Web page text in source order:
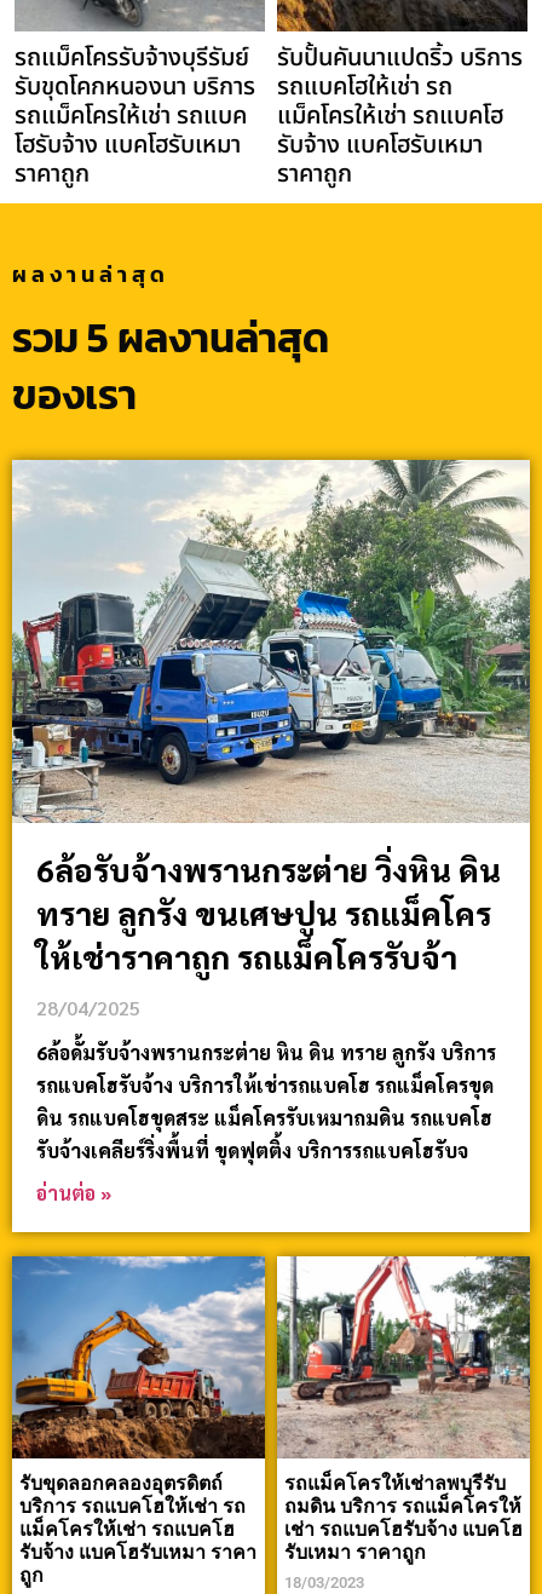
รถแม็คโครรับจ้างบุรีรัมย์
รับขุดโคกหนองนา บริการ
รถแม็คโครให้เช่า รถแบค
โฮรับจ้าง แบคโฮรับเหมา
ราคาถูก
รับปั้นคันนาแปดริ้ว บริการ
รถแบคโฮให้เช่า รถ
แม็คโครให้เช่า รถแบคโฮ
รับจ้าง แบคโฮรับเหมา
ราคาถูก
ผลงานล่าสุด
รวม 5 ผลงานล่าสุด
ของเรา
6ล้อรับจ้างพรานกระต่าย วิ่งหิน ดิน
ทราย ลูกรัง ขนเศษปูน รถแม็คโคร
ให้เช่าราคาถูก รถแม็คโครรับจ้า
28/04/2025
6ล้อดั้มรับจ้างพรานกระต่าย หิน ดิน ทราย ลูกรัง บริการ
รถแบคโฮรับจ้าง บริการให้เช่ารถแบคโฮ รถแม็คโครขุด
ดิน รถแบคโฮขุดสระ แม็คโครรับเหมาถมดิน รถแบคโฮ
รับจ้างเคลียร์ริ่งพื้นที่ ขุดฟุตติ้ง บริการรถแบคโฮรับจ
อ่านต่อ »
รับขุดลอกคลองอุตรดิตถ์
บริการ รถแบคโฮให้เช่า รถ
แม็คโครให้เช่า รถแบคโฮ
รับจ้าง แบคโฮรับเหมา ราคา
ถูก
รถแม็คโครให้เช่าลพบุรีรับ
ถมดิน บริการ รถแม็คโครให้
เช่า รถแบคโฮรับจ้าง แบคโฮ
รับเหมา ราคาถูก
18/03/2023